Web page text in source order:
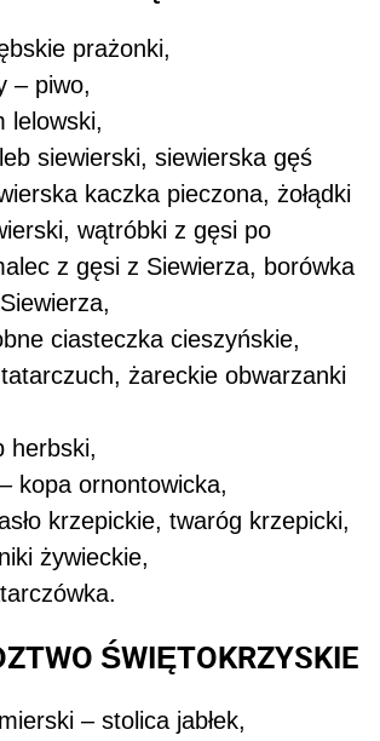
prażonki,
– piwo,
lelowski,
siewierski, siewierska gęś
kaczka pieczona, żołądki
wątróbki z gęsi po
z gęsi z Siewierza, borówka
ciasteczka cieszyńskie,
żareckie obwarzanki
herbski,
kopa ornontowicka,
krzepickie, twaróg krzepicki,
żywieckie,
ŚWIĘTOKRZYSKIE
– stolica jabłek,